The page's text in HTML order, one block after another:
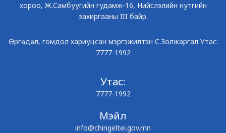
хороо, Ж.Самбуугийн гудамж-16, Нийслэлийн нутгийн
захиргааны III байр.
Өргөдөл, гомдол хариуцсан мэргэжилтэн С.Золжаргал Утас:
7777-1992
Утас:
7777-1992
Мэйл
info@chingeltei.gov.mn